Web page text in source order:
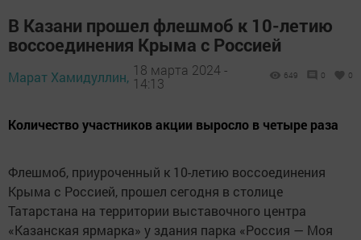
В Казани прошел флешмоб к 10-летию
воссоединения Крыма с Россией
Марат Хамидуллин, 18 марта 2024 -
14:13
649 0 0
Количество участников акции выросло в четыре раза
Флешмоб, приуроченный к 10-летию воссоединения
Крыма с Россией, прошел сегодня в столице
Татарстана на территории выставочного центра
«Казанская ярмарка» у здания парка «Россия — Моя